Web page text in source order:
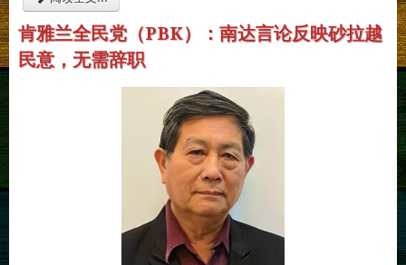
肯雅兰全民党（PBK）：南达言论反映砂拉越
民意，无需辞职